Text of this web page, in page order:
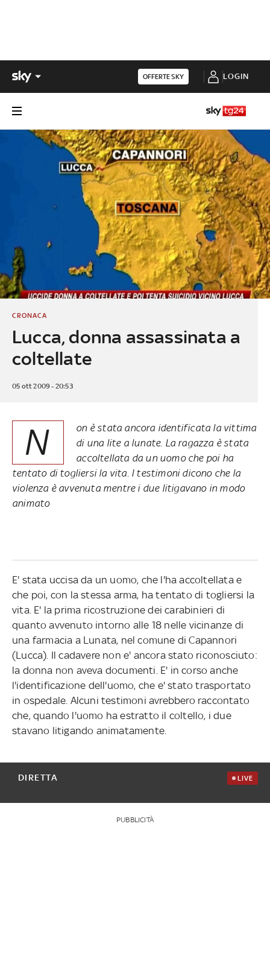
OFFERTE SKY LOGIN
Lucca, donna assassinata a
coltellate
CRONACA
05 ott 2009 - 20:53
N
on è stata ancora identificata la vittima
di una lite a lunate. La ragazza è stata
accoltellata da un uomo che poi ha
tentato di togliersi la vita. I testimoni dicono che la
violenza è avvenuta mentre i due litigavano in modo
animato
E' stata uccisa da un uomo, che l'ha accoltellata e
che poi, con la stessa arma, ha tentato di togliersi la
vita. E' la prima ricostruzione dei carabinieri di
quanto avvenuto intorno alle 18 nelle vicinanze di
una farmacia a Lunata, nel comune di Capannori
(Lucca). Il cadavere non e' ancora stato riconosciuto:
la donna non aveva documenti. E' in corso anche
l'identificazione dell'uomo, che e' stato trasportato
in ospedale. Alcuni testimoni avrebbero raccontato
che, quando l'uomo ha estratto il coltello, i due
stavano litigando animatamente.
DIRETTA LIVE
PUBBLICITÀ